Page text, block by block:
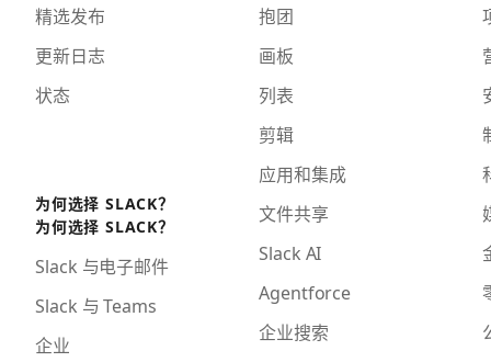
精选发布
更新日志
状态
为何选择 SLACK？
为何选择 SLACK？
Slack 与电子邮件
Slack 与 Teams
企业
抱团
画板
列表
剪辑
应用和集成
文件共享
Slack AI
Agentforce
企业搜索